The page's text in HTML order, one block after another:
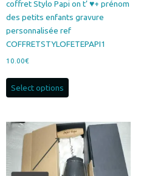
coffret Stylo Papi on t’ ♥+ prénom
des petits enfants gravure
personnalisée ref
COFFRETSTYLOFETEPAPI1
10.00€
Select options